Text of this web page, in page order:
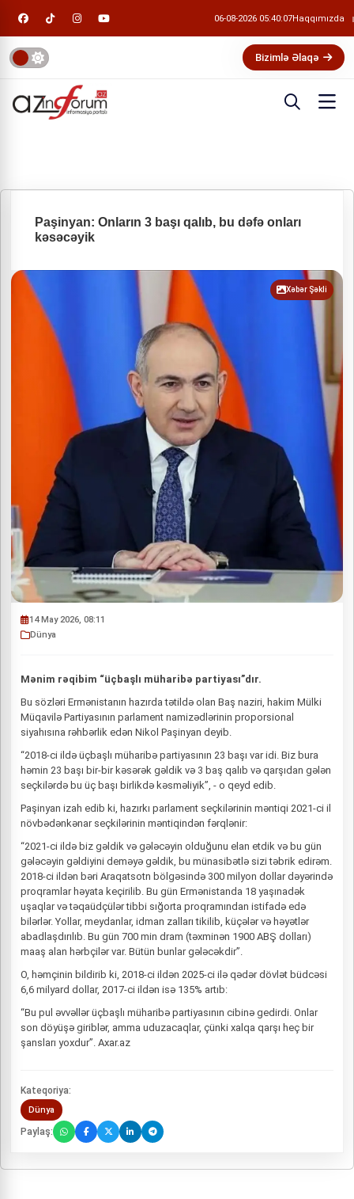
06-08-2026 05:40:07Haqqımızda
Bizimlə Əlaqə
Paşinyan: Onların 3 başı qalıb, bu dəfə onları
kəsəcəyik
Xəbər Şəkli
14 May 2026, 08:11
Dünya
Mənim rəqibim “üçbaşlı müharibə partiyası”dır.
Bu sözləri Ermənistanın hazırda tətildə olan Baş naziri, hakim Mülki
Müqavilə Partiyasının parlament namizədlərinin proporsional
siyahısına rəhbərlik edən Nikol Paşinyan deyib.
“2018-ci ildə üçbaşlı müharibə partiyasının 23 başı var idi. Biz bura
həmin 23 başı bir-bir kəsərək gəldik və 3 baş qalıb və qarşıdan gələn
seçkilərdə bu üç başı birlikdə kəsməliyik”, - o qeyd edib.
Paşinyan izah edib ki, hazırkı parlament seçkilərinin məntiqi 2021-ci il
növbədənkənar seçkilərinin məntiqindən fərqlənir:
“2021-ci ildə biz gəldik və gələcəyin olduğunu elan etdik və bu gün
gələcəyin gəldiyini deməyə gəldik, bu münasibətlə sizi təbrik edirəm.
2018-ci ildən bəri Araqatsotn bölgəsində 300 milyon dollar dəyərində
proqramlar həyata keçirilib. Bu gün Ermənistanda 18 yaşınadək
uşaqlar və təqaüdçülər tibbi sığorta proqramından istifadə edə
bilərlər. Yollar, meydanlar, idman zalları tikilib, küçələr və həyətlər
abadlaşdırılıb. Bu gün 700 min dram (təxminən 1900 ABŞ dolları)
maaş alan hərbçilər var. Bütün bunlar gələcəkdir”.
O, həmçinin bildirib ki, 2018-ci ildən 2025-ci ilə qədər dövlət büdcəsi
6,6 milyard dollar, 2017-ci ildən isə 135% artıb:
“Bu pul əvvəllər üçbaşlı müharibə partiyasının cibinə gedirdi. Onlar
son döyüşə giriblər, amma uduzacaqlar, çünki xalqa qarşı heç bir
şansları yoxdur”. Axar.az
Kateqoriya:
Dünya
Paylaş: